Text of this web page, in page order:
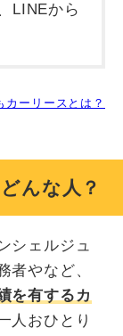
LINEから
カーリースとは？
んな人？
シェルジュ
者やなど、
を有するカ
人おひとり